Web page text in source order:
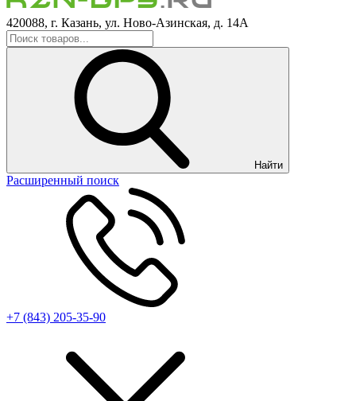
420088, г. Казань, ул. Ново-Азинская, д. 14А
Найти
Расширенный поиск
+7 (843) 205-35-90